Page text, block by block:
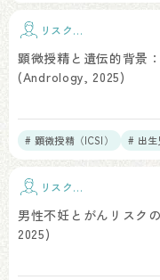
リスク因
顕微授精と遺伝的背景
(Andrology, 2025)
# 顕微授精（ICSI） # 出生
リスク因
男性不妊とがんリスク
2025)